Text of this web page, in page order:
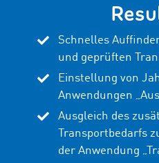
Schnelles
und geprüften
Einstellung von
Anwendungen „
Ausgleich des
Transportbedarfs
der Anwendung „